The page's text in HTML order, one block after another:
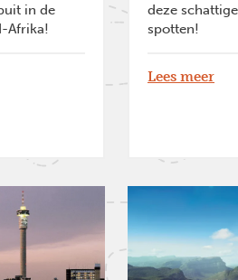
in de
Afrika!
deze
spotten!
Lees meer